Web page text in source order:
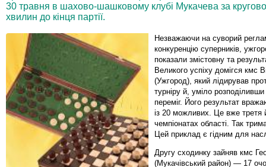
30 травня в шахово-шашковому клубі Мукачева за
хвилин до кінця партії.
Незважаючи на суворий
конкуренцію суперників,
показали змістовну та
Великого успіху домігся кмс
(Ужгород), який лідирував
турніру й, уміло
переміг. Його результат
із 20 можливих. Це вже третя
чемпіонатах області. Так
Цей приклад є гідним для
Другу сходинку зайняв кмс
(Мукачівський район) — 17